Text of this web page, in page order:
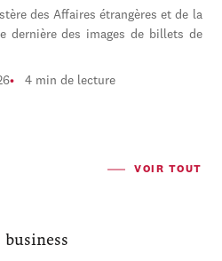
des Affaires étrangères et de la
dernière des images de billets de
4 min de lecture
VOIR TOUT
business